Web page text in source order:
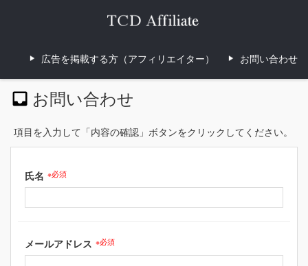
広告を掲載する方（アフィリエイター） お問い合わせ
お問い合わせ
項目を入力して「内容の確認」ボタンをクリックしてください。
氏名 ※必須
メールアドレス ※必須